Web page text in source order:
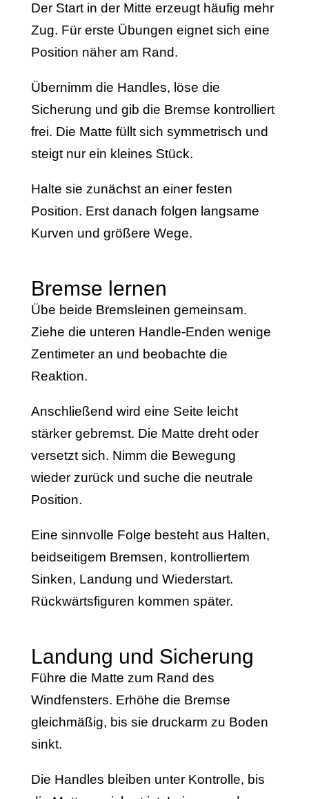
Der Start in der Mitte erzeugt häufig mehr
Zug. Für erste Übungen eignet sich eine
Position näher am Rand.
Übernimm die Handles, löse die
Sicherung und gib die Bremse kontrolliert
frei. Die Matte füllt sich symmetrisch und
steigt nur ein kleines Stück.
Halte sie zunächst an einer festen
Position. Erst danach folgen langsame
Kurven und größere Wege.
Bremse lernen
Übe beide Bremsleinen gemeinsam.
Ziehe die unteren Handle-Enden wenige
Zentimeter an und beobachte die
Reaktion.
Anschließend wird eine Seite leicht
stärker gebremst. Die Matte dreht oder
versetzt sich. Nimm die Bewegung
wieder zurück und suche die neutrale
Position.
Eine sinnvolle Folge besteht aus Halten,
beidseitigem Bremsen, kontrolliertem
Sinken, Landung und Wiederstart.
Rückwärtsfiguren kommen später.
Landung und Sicherung
Führe die Matte zum Rand des
Windfensters. Erhöhe die Bremse
gleichmäßig, bis sie druckarm zu Boden
sinkt.
Die Handles bleiben unter Kontrolle, bis